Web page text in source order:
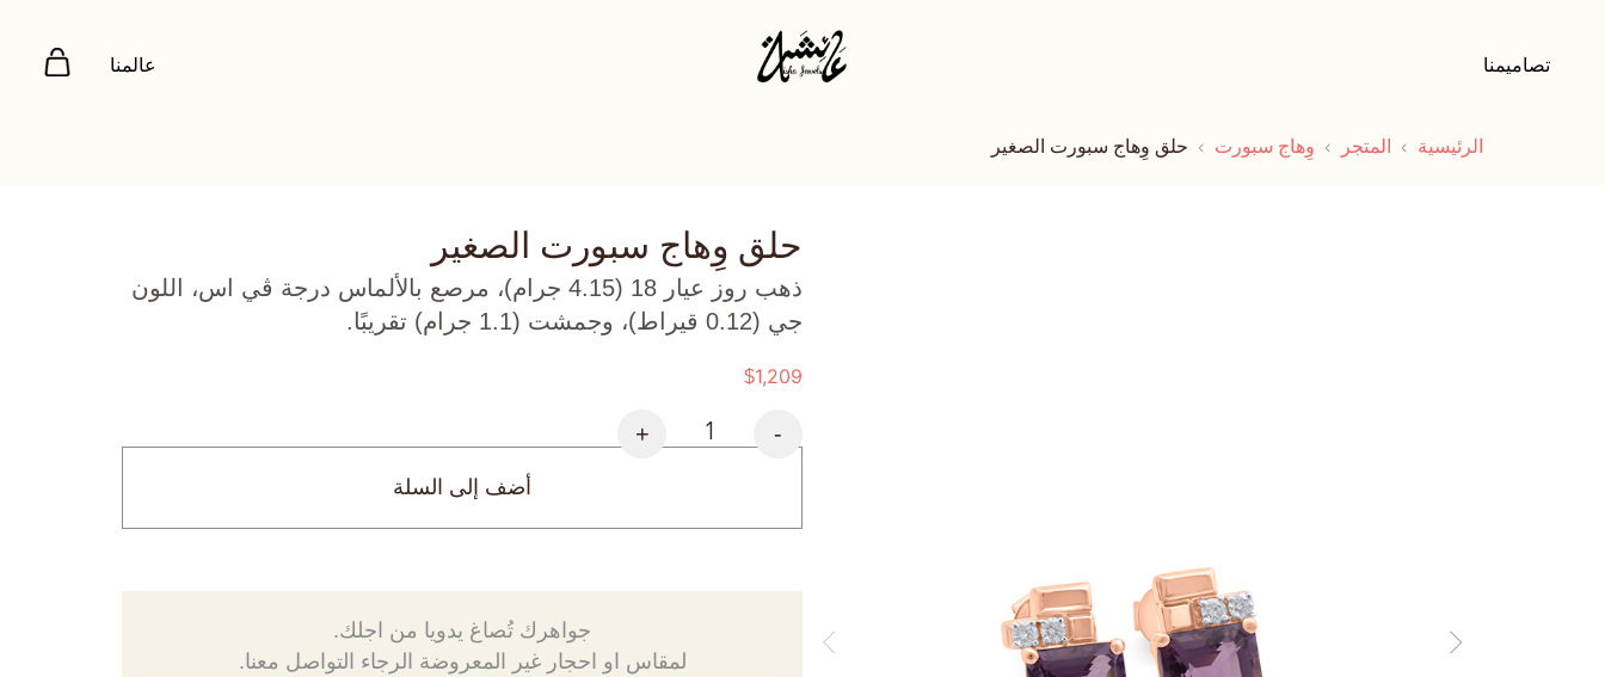
تصاميمنا عالمنا
الرئيسية المتجر وِهاج سبورت حلق وِهاج سبورت الصغير
حلق وِهاج سبورت الصغير
ذهب روز عيار 18 (4.15 جرام)، مرصع بالألماس درجة ڤي اس، اللون
جي (0.12 قيراط)، وجمشت (1.1 جرام) تقريبًا.
$1,209
-
+
أضف إلى السلة
جواهرك تُصاغ يدويا من اجلك.
لمقاس او احجار غير المعروضة الرجاء التواصل معنا.